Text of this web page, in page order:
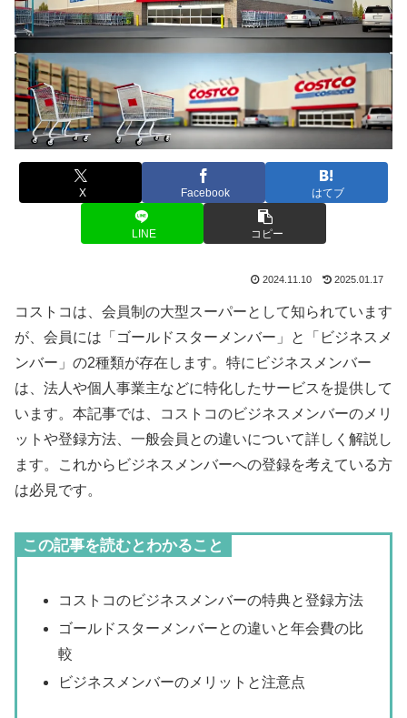
X Facebook はてブ
LINE コピー
2024.11.10 2025.01.17
コストコは、会員制の大型スーパーとして知られています
が、会員には「ゴールドスターメンバー」と「ビジネスメ
ンバー」の2種類が存在します。特にビジネスメンバー
は、法人や個人事業主などに特化したサービスを提供して
います。本記事では、コストコのビジネスメンバーのメリ
ットや登録方法、一般会員との違いについて詳しく解説し
ます。これからビジネスメンバーへの登録を考えている方
は必見です。
この記事を読むとわかること
コストコのビジネスメンバーの特典と登録方法
ゴールドスターメンバーとの違いと年会費の比
較
ビジネスメンバーのメリットと注意点